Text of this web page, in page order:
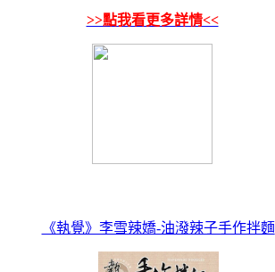
>>點我看更多詳情<<
《執覺》李雪辣嬌-油潑辣子手作拌麵